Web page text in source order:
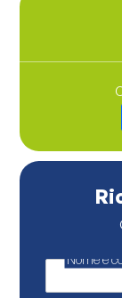
Nome e
m